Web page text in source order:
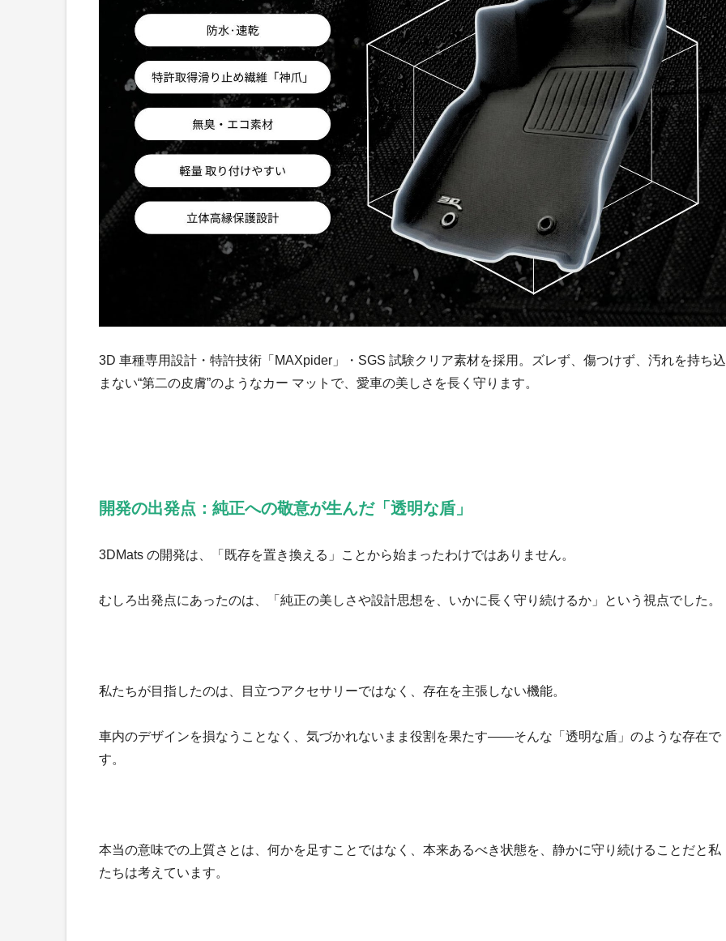
3D 車種専用設計・特許技術「MAXpider」・SGS 試験クリア素材を採用。ズレず、傷つけず、汚れを持ち込
まない“第二の皮膚”のようなカー マットで、愛車の美しさを長く守ります。
開発の出発点：純正への敬意が生んだ「透明な盾」
3DMats の開発は、「既存を置き換える」ことから始まったわけではありません。
むしろ出発点にあったのは、「純正の美しさや設計思想を、いかに長く守り続けるか」という視点でした。
私たちが目指したのは、目立つアクセサリーではなく、存在を主張しない機能。
車内のデザインを損なうことなく、気づかれないまま役割を果たす——そんな「透明な盾」のような存在で
す。
本当の意味での上質さとは、何かを足すことではなく、本来あるべき状態を、静かに守り続けることだと私
たちは考えています。